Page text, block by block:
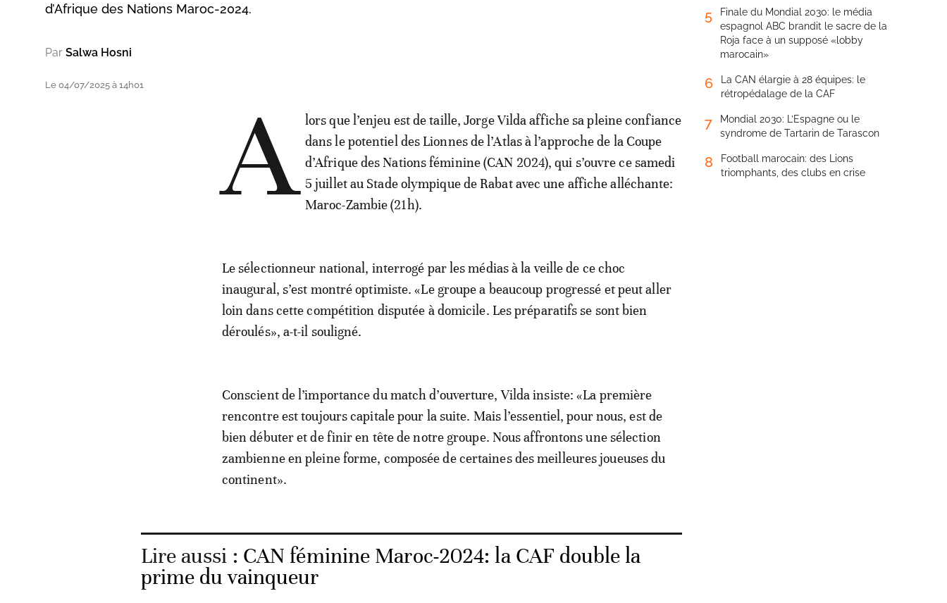
d’Afrique des Nations Maroc-2024.
Par Salwa Hosni
Le 04/07/2025 à 14h01 A lors que l’enjeu est de taille, Jorge Vilda affiche sa pleine confiance
dans le potentiel des Lionnes de l’Atlas à l’approche de la Coupe
d’Afrique des Nations féminine (CAN 2024), qui s’ouvre ce samedi
5 juillet au Stade olympique de Rabat avec une affiche alléchante:
Maroc-Zambie (21h).
Le sélectionneur national, interrogé par les médias à la veille de ce choc
inaugural, s’est montré optimiste. «Le groupe a beaucoup progressé et peut aller
loin dans cette compétition disputée à domicile. Les préparatifs se sont bien
déroulés», a-t-il souligné.
Conscient de l’importance du match d’ouverture, Vilda insiste: «La première
rencontre est toujours capitale pour la suite. Mais l’essentiel, pour nous, est de
bien débuter et de finir en tête de notre groupe. Nous affrontons une sélection
zambienne en pleine forme, composée de certaines des meilleures joueuses du
continent».
Lire aussi : CAN féminine Maroc-2024: la CAF double la
prime du vainqueur
5
Finale du Mondial 2030: le média
espagnol ABC brandit le sacre de la
Roja face à un supposé «lobby
marocain»
6
La CAN élargie à 28 équipes: le
rétropédalage de la CAF
7
Mondial 2030: L’Espagne ou le
syndrome de Tartarin de Tarascon
8
Football marocain: des Lions
triomphants, des clubs en crise